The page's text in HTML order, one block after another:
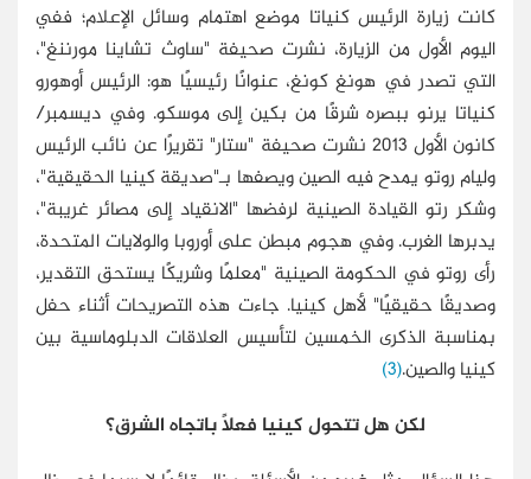
كانت زيارة الرئيس كنياتا موضع اهتمام وسائل الإعلام؛ ففي
اليوم الأول من الزيارة، نشرت صحيفة "ساوث تشاينا مورننغ"،
التي تصدر في هونغ كونغ، عنوانًا رئيسيًا هو: الرئيس أوهورو
كنياتا يرنو ببصره شرقًا من بكين إلى موسكو. وفي ديسمبر/
كانون الأول 2013 نشرت صحيفة "ستار" تقريرًا عن نائب الرئيس
وليام روتو يمدح فيه الصين ويصفها بـ"صديقة كينيا الحقيقية"،
وشكر رتو القيادة الصينية لرفضها "الانقياد إلى مصائر غريبة"،
يدبرها الغرب. وفي هجوم مبطن على أوروبا والولايات المتحدة،
رأى روتو في الحكومة الصينية "معلمًا وشريكًا يستحق التقدير،
وصديقًا حقيقيًا" لأهل كينيا. جاءت هذه التصريحات أثناء حفل
بمناسبة الذكرى الخمسين لتأسيس العلاقات الدبلوماسية بين
كينيا والصين.(3)
لكن هل تتحول كينيا فعلاً باتجاه الشرق؟